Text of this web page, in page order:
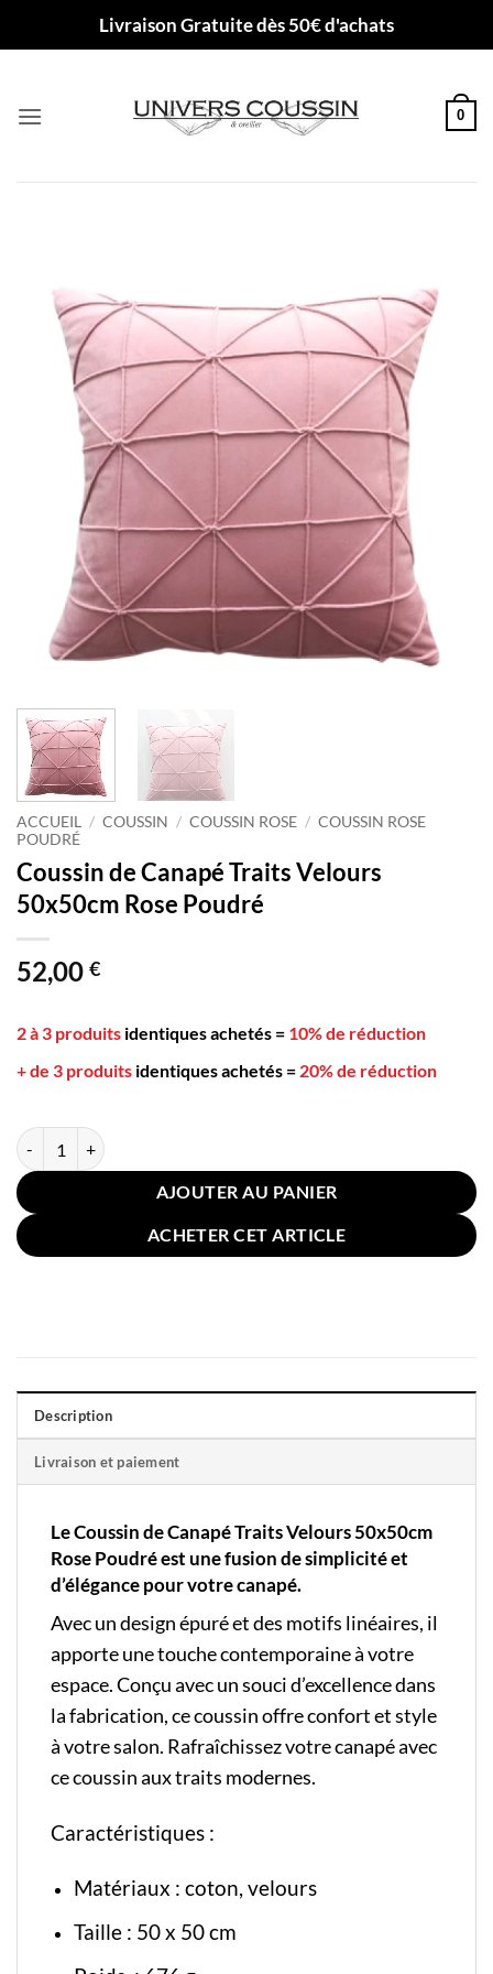
Livraison Gratuite dès 50€ d'achats
0
ACCUEIL / COUSSIN / COUSSIN ROSE / COUSSIN ROSE
POUDRÉ
Coussin de Canapé Traits Velours
50x50cm Rose Poudré
52,00 €
2 à 3 produits identiques achetés = 10% de réduction
+ de 3 produits identiques achetés = 20% de réduction
quantité de Coussin de Canapé Traits Velours 50x50cm Rose Poudré
AJOUTER AU PANIER
ACHETER CET ARTICLE
Description
Livraison et paiement
Le Coussin de Canapé Traits Velours 50x50cm
Rose Poudré est une fusion de simplicité et
d’élégance pour votre canapé.
Avec un design épuré et des motifs linéaires, il
apporte une touche contemporaine à votre
espace. Conçu avec un souci d’excellence dans
la fabrication, ce coussin offre confort et style
à votre salon. Rafraîchissez votre canapé avec
ce coussin aux traits modernes.
Caractéristiques :
Matériaux : coton, velours
Taille : 50 x 50 cm